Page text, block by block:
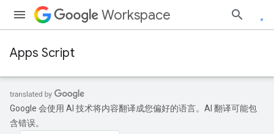
Workspace
Apps Script
Google 会使用 AI 技术将内容翻译成您偏好的语言。AI 翻译可能包
含错误。